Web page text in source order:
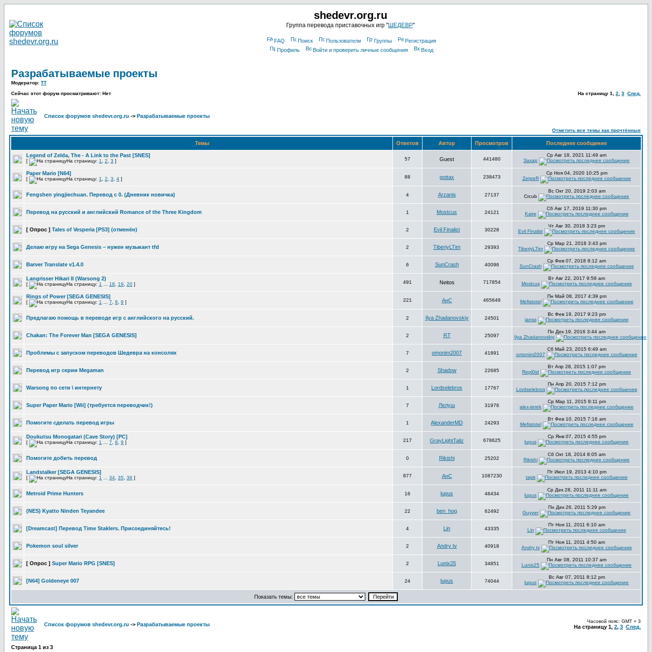
shedevr.org.ru
Группа перевода приставочных игр "ШЕДЕВР"
FAQ Поиск Пользователи Группы
Регистрация
Профиль
Войти и проверить личные сообщения Вход
Разрабатываемые проекты
Модератор: TT
Сейчас этот форум просматривают: Нет
На страницу 1 2 3 След.
Список форумов shedevr.org.ru -> Разрабатываемые проекты
Отметить все темы как прочтённые
Темы Ответов Автор Просмотров Последнее сообщение
Legend of Zelda, The - A Link to the Past [SNES]
[ На страницу: 1 2 3 ] 57 Guest 441480
Ср Авг 18, 2021 11:49 am
Захар
Paper Mario [N64]
[ На страницу: 1 2 3 4 ] 88 gottax 238473
Ср Ноя 04, 2020 10:25 pm
ZetpeR
Fengshen yingjiechuan. Перевод с 0. (Дневник новичка) 4 Arzanis 27137
Вс Окт 20, 2019 2:03 am
Crcub
Перевод на русский и английский Romance of the Three Kingdom 1 Mostcus 24121
Сб Авг 17, 2019 11:30 pm
Kaire
[ Опрос ] Tales of Vesperia [PS3] (отменён) 2 Evil Finalist 30228
Чт Авг 30, 2018 3:23 pm
Evil Finalist
Делаю игру на Sega Genesis – нужен музыкант tfd 2 TiberiyLTim 29393
Ср Мар 21, 2018 3:43 pm
TiberiyLTim
Barver Translate v1.4.0 6 SunCrash 40096
Ср Фев 07, 2018 8:12 am
SunCrash
Langrisser Hikari II (Warsong 2)
[ На страницу: 1 18 19 20 ] 491 Neitоs 717854
Вт Авг 22, 2017 9:59 am
Mostcus
Rings of Power [SEGA GENESIS]
[ На страницу: 1 7 8 9 ] 221 АнС 465649
Пн Май 08, 2017 4:39 pm
Mefistotel
Предлагаю помощь в переводе игр с английского на русский. 2 Ilya Zhadanovskiy 24501
Вс Фев 19, 2017 9:23 pm
janss
Chakan: The Forever Man [SEGA GENESIS] 2 RT 25097
Пн Дек 19, 2016 3:44 am
Ilya Zhadanovskiy
Проблемы с запуском переводов Шедевра на консолях 7 omonim2007 41891
Сб Май 23, 2015 6:49 am
omonim2007
Перевод игр серии Megaman 2 Shadow 22685
Вт Апр 28, 2015 1:07 pm
Repl0id
Warsong по сети \ интернету 1 Lordselebros 17767
Пн Апр 20, 2015 7:12 pm
Lordselebros
Super Paper Mario [Wii] (требуется переводчик!) 7 Лелуш 31976
Ср Мар 11, 2015 8:11 pm
alex-terek
Помогите сделать перевод игры 1 AlexanderMD 24293
Вт Фев 10, 2015 7:16 am
Mefistotel
Doukutsu Monogatari (Cave Story) [PC]
[ На страницу: 1 7 8 9 ] 217 GrayLightTaliz 678625
Ср Янв 07, 2015 4:55 pm
lupus
Помогите добить перевод 0 Rikishi 25202
Сб Окт 18, 2014 8:05 am
Rikishi
Landstalker [SEGA GENESIS]
[ На страницу: 1 34 35 36 ] 877 АнС 1087230
Пт Июл 19, 2013 4:10 pm
tapk
Metroid Prime Hunters 16 lupus 46434
Ср Дек 28, 2011 11:11 am
lupus
(NES) Kyatto Ninden Teyandee 22 ben_hog 62492
Пн Дек 26, 2011 5:29 pm
Guyver
[Dreamcast] Перевод Time Staklers. Присоединяйтесь! 4 Lin 43335
Пт Ноя 11, 2011 6:10 am
Lin
Pokemon soul silver 2 Andry tv 40918
Пт Ноя 11, 2011 4:50 am
Andry tv
[ Опрос ] Super Mario RPG [SNES] 2 Lunix25 34851
Пн Авг 08, 2011 10:37 am
Lunix25
[N64] Goldeneye 007 24 lupus 74044
Вс Авг 07, 2011 8:12 pm
lupus
Показать темы:
Список форумов shedevr.org.ru -> Разрабатываемые проекты
Часовой пояс: GMT + 3
На страницу 1, 2, 3 След.
Страница 1 из 3